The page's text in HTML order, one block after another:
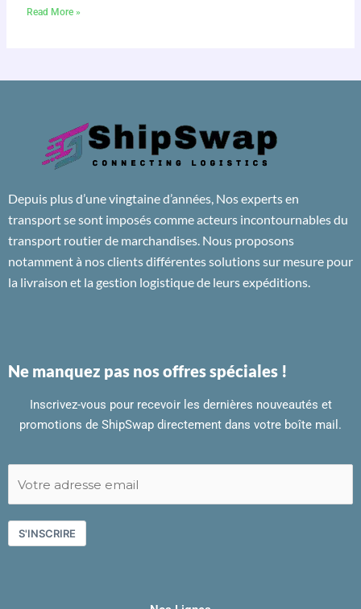
Read More »
Depuis plus d’une vingtaine d’années, Nos experts en
transport se sont imposés comme acteurs incontournables du
transport routier de marchandises. Nous proposons
notamment à nos clients différentes solutions sur mesure pour
la livraison et la gestion logistique de leurs expéditions.
Ne manquez pas nos offres spéciales !
Inscrivez-vous pour recevoir les dernières nouveautés et
promotions de ShipSwap directement dans votre boîte mail.
S'INSCRIRE